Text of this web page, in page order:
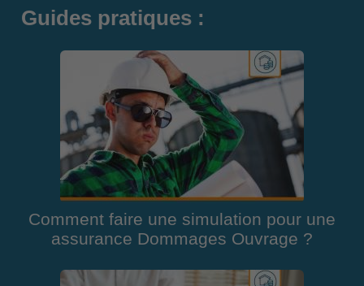
Guides pratiques :
Comment faire une simulation pour une
assurance Dommages Ouvrage ?